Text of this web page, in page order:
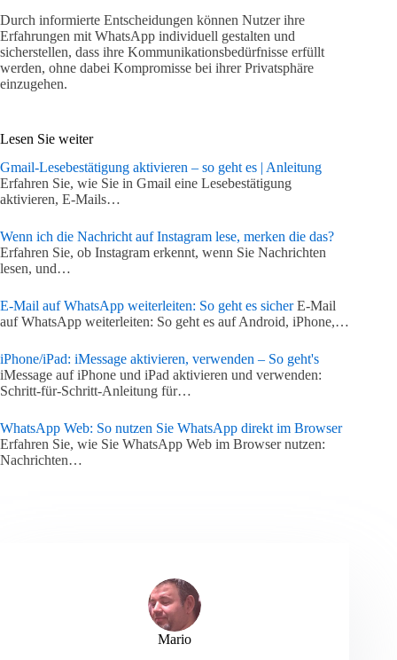
Durch informierte Entscheidungen können Nutzer ihre
Erfahrungen mit WhatsApp individuell gestalten und
sicherstellen, dass ihre Kommunikationsbedürfnisse erfüllt
werden, ohne dabei Kompromisse bei ihrer Privatsphäre
einzugehen.
Lesen Sie weiter
Gmail-Lesebestätigung aktivieren – so geht es | Anleitung
Erfahren Sie, wie Sie in Gmail eine Lesebestätigung
aktivieren, E-Mails…
Wenn ich die Nachricht auf Instagram lese, merken die das?
Erfahren Sie, ob Instagram erkennt, wenn Sie Nachrichten
lesen, und…
E-Mail auf WhatsApp weiterleiten: So geht es sicherE-Mail
auf WhatsApp weiterleiten: So geht es auf Android, iPhone,…
iPhone/iPad: iMessage aktivieren, verwenden – So geht's
iMessage auf iPhone und iPad aktivieren und verwenden:
Schritt-für-Schritt-Anleitung für…
WhatsApp Web: So nutzen Sie WhatsApp direkt im Browser
Erfahren Sie, wie Sie WhatsApp Web im Browser nutzen:
Nachrichten…
Mario